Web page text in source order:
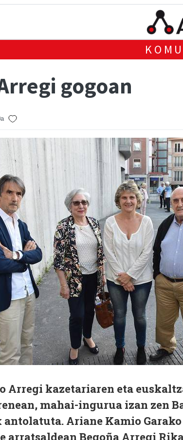
gogoan
Arregi kazetariaren eta
mahai-ingurua izan zen
antolatuta. Ariane Kamio
arratsaldean Begoña Arregi